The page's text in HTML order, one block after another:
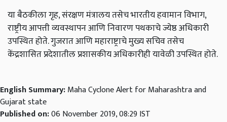
या बैठकीला गृह, संरक्षण मंत्रालय तसेच भारतीय हवामान विभाग,
राष्ट्रीय आपत्ती व्यवस्थापन आणि निवारण पथकाचे ज्येष्ठ अधिकारी
उपस्थित होते. गुजरात आणि महाराष्ट्राचे मुख्य सचिव तसेच
केंद्रशासित प्रदेशातील प्रशासकीय अधिकारीही यावेळी उपस्थित होते.
English Summary:Maha Cyclone Alert for Maharashtra and
Gujarat state
Published on:06 November 2019, 08:29 IST